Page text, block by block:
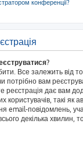
конференції?
Все залежить від
потрібно вам
реєстрація дає вам
користувачів, такі як
email-повідомлень,
декілька хвилин,